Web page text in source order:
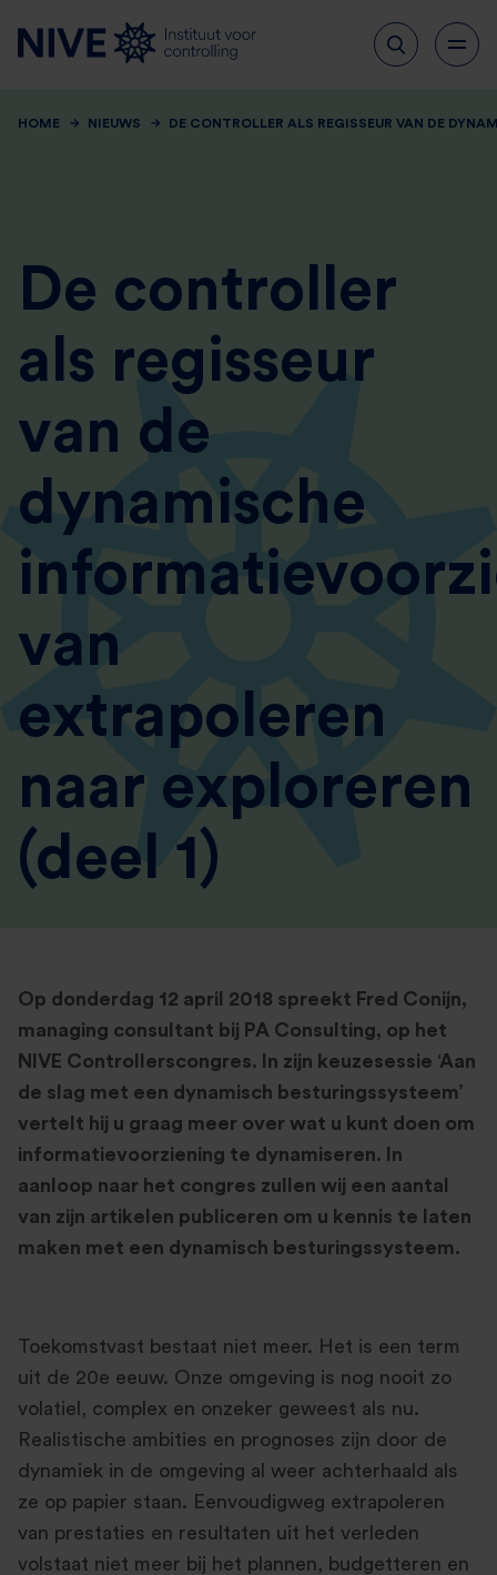
HOME NIEUWS DE CONTROLLER ALS REGISSEUR VAN DE
De controller
als regisseur
van de
dynamische
van
extrapoleren
naar exploreren
(deel 1)
Op donderdag 12 april 2018 spreekt Fred Conijn,
managing consultant bij PA Consulting, op het
NIVE Controllerscongres. In zijn keuzesessie ‘Aan
de slag met een dynamisch besturingssysteem’
vertelt hij u graag meer over wat u kunt doen om
informatievoorziening te dynamiseren. In
aanloop naar het congres zullen wij een aantal
van zijn artikelen publiceren om u kennis te laten
maken met een dynamisch besturingssysteem.
Toekomstvast bestaat niet meer. Het is een term
uit de 20e eeuw. Onze omgeving is nog nooit zo
volatiel, complex en onzeker geweest als nu.
Realistische ambities en prognoses zijn door de
dynamiek in de omgeving al weer achterhaald als
ze op papier staan. Eenvoudigweg extrapoleren
van prestaties en resultaten uit het verleden
volstaat niet meer bij het plannen, budgetteren en